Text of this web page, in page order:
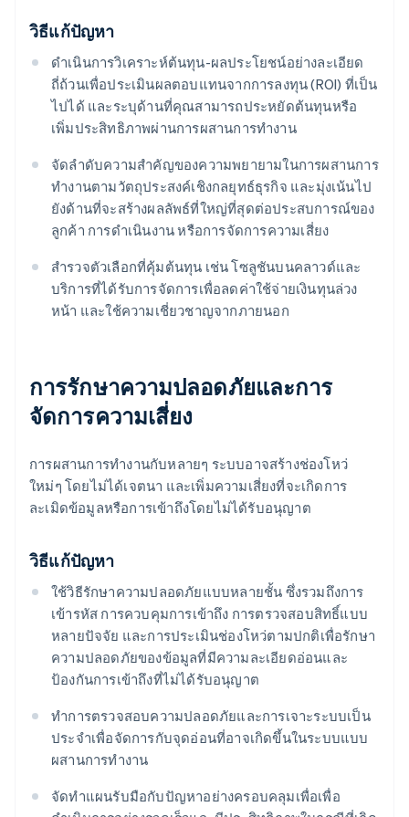
วิธีแก้ปัญหา
ดำเนินการวิเคราะห์ต้นทุน-ผลประโยชน์อย่างละเอียด
ถี่ถ้วนเพื่อประเมินผลตอบแทนจากการลงทุน (ROI) ที่เป็น
ไปได้ และระบุด้านที่คุณสามารถประหยัดต้นทุนหรือ
เพิ่มประสิทธิภาพผ่านการผสานการทำงาน
จัดลําดับความสําคัญของความพยายามในการผสานการ
ทํางานตามวัตถุประสงค์เชิงกลยุทธ์ธุรกิจ และมุ่งเน้นไป
ยังด้านที่จะสร้างผลลัพธ์ที่ใหญ่ที่สุดต่อประสบการณ์ของ
ลูกค้า การดําเนินงาน หรือการจัดการความเสี่ยง
สำรวจตัวเลือกที่คุ้มต้นทุน เช่น โซลูชันบนคลาวด์และ
บริการที่ได้รับการจัดการเพื่อลดค่าใช้จ่ายเงินทุนล่วง
หน้า และใช้ความเชี่ยวชาญจากภายนอก
การรักษาความปลอดภัยและการ
จัดการความเสี่ยง
การผสานการทํางานกับหลายๆ ระบบอาจสร้างช่องโหว่
ใหม่ๆ โดยไม่ได้เจตนา และเพิ่มความเสี่ยงที่จะเกิดการ
ละเมิดข้อมูลหรือการเข้าถึงโดยไม่ได้รับอนุญาต
วิธีแก้ปัญหา
ใช้วิธีรักษาความปลอดภัยแบบหลายชั้น ซึ่งรวมถึงการ
เข้ารหัส การควบคุมการเข้าถึง การตรวจสอบสิทธิ์แบบ
หลายปัจจัย และการประเมินช่องโหว่ตามปกติเพื่อรักษา
ความปลอดภัยของข้อมูลที่มีความละเอียดอ่อนและ
ป้องกันการเข้าถึงที่ไม่ได้รับอนุญาต
ทําการตรวจสอบความปลอดภัยและการเจาะระบบเป็น
ประจําเพื่อจัดการกับจุดอ่อนที่อาจเกิดขึ้นในระบบแบบ
ผสานการทํางาน
จัดทําแผนรับมือกับปัญหาอย่างครอบคลุมเพื่อเพื่อ